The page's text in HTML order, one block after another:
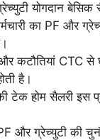
योगदान बेसिक
का PF और
कटौतियां CTC से
है।
टेक होम सैलरी इस
और ग्रेच्युटी की